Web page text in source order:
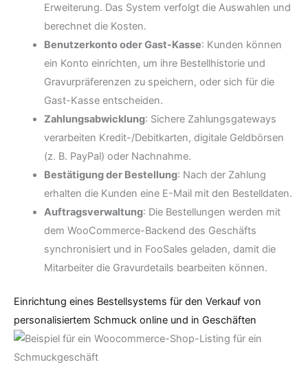
Erweiterung. Das System verfolgt die Auswahlen und
berechnet die Kosten.
Benutzerkonto oder Gast-Kasse: Kunden können
ein Konto einrichten, um ihre Bestellhistorie und
Gravurpräferenzen zu speichern, oder sich für die
Gast-Kasse entscheiden.
Zahlungsabwicklung: Sichere Zahlungsgateways
verarbeiten Kredit-/Debitkarten, digitale Geldbörsen
(z. B. PayPal) oder Nachnahme.
Bestätigung der Bestellung: Nach der Zahlung
erhalten die Kunden eine E-Mail mit den Bestelldaten.
Auftragsverwaltung: Die Bestellungen werden mit
dem WooCommerce-Backend des Geschäfts
synchronisiert und in FooSales geladen, damit die
Mitarbeiter die Gravurdetails bearbeiten können.
Einrichtung eines Bestellsystems für den Verkauf von
personalisiertem Schmuck online und in Geschäften